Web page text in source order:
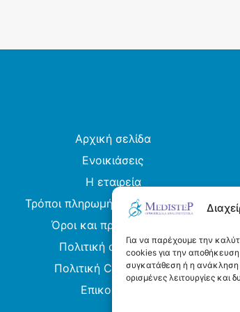
Για να παρέχουμε την
cookies για την
συγκατάθεση ή η ανάκληση
ορισμένες λειτουργίες και
επιλογές
σελίδα
του
προϊόντος
Αρχική σελίδα
Ενοικιάσεις
Η εταιρεία
Τρόποι πληρωμής και αποστολής
Όροι και προϋποθέσεις
Πολιτική απορρήτου
Πολιτική Cookies (ΕΕ)
Επικοινωνία